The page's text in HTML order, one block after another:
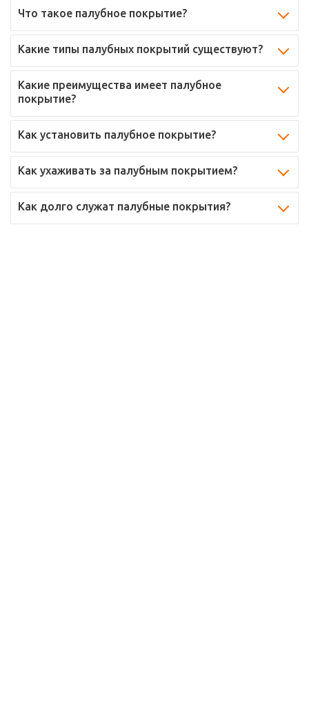
Что такое палубное покрытие?
Какие типы палубных покрытий существуют?
Какие преимущества имеет палубное
покрытие?
Как установить палубное покрытие?
Как ухаживать за палубным покрытием?
Как долго служат палубные покрытия?